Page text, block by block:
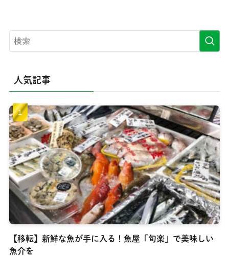
人気記事
【移転】新鮮な魚が手に入る！魚屋「旬楽」で美味しい
魚介を